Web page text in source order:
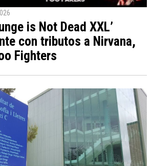
is Not Dead XXL’
con tributos a Nirvana,
Fighters